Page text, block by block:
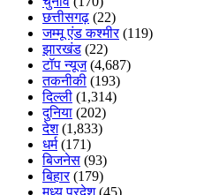
छत्तीसगढ़ (22)
जम्मू एंड कश्मीर(119)
झारखंड (22)
टॉप न्यूज(4,687)
तकनीकी (193)
दिल्ली (1,314)
दुनिया (202)
देश(1,833)
धर्म(171)
बिजनेस (93)
बिहार(179)
मध्य प्रदेश(45)